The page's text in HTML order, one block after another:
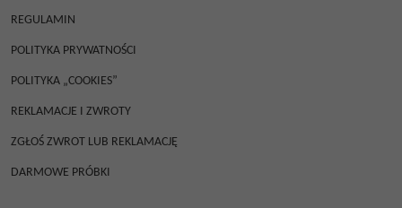
REGULAMIN
POLITYKA PRYWATNOŚCI
POLITYKA „COOKIES”
REKLAMACJE I ZWROTY
ZGŁOŚ ZWROT LUB REKLAMACJĘ
DARMOWE PRÓBKI